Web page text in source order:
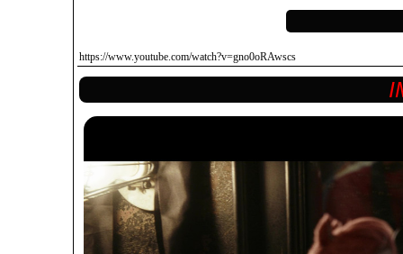
https://www.youtube.com/watch?v=gno0oRAwscs